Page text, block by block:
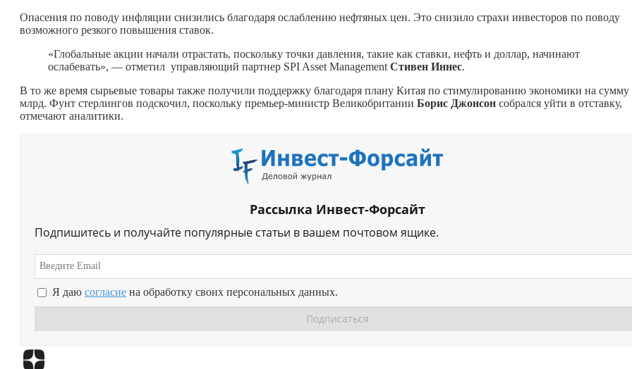
Опасения по поводу инфляции снизились благодаря ослаблению нефтяных цен. Это снизило страхи инвесторов по поводу
возможного резкого повышения ставок.
«Глобальные акции начали отрастать, поскольку точки давления, такие как ставки, нефть и доллар, начинают
ослабевать», — отметил управляющий партнер SPI Asset Management Стивен Иннес.
В то же время сырьевые товары также получили поддержку благодаря плану Китая по стимулированию экономики на сумму
млрд. Фунт стерлингов подскочил, поскольку премьер-министр Великобритании Борис Джонсон собрался уйти в отставку,
отмечают аналитики.
Рассылка Инвест-Форсайт
Подпишитесь и получайте популярные статьи в вашем почтовом ящике.
Я даю согласие на обработку своих персональных данных.